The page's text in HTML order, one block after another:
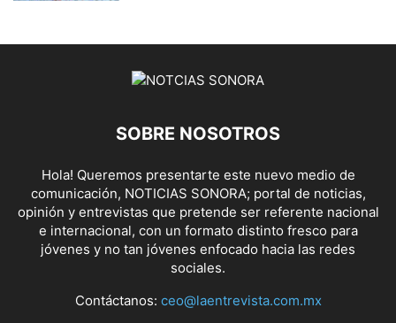
SOBRE NOSOTROS
Hola! Queremos presentarte este nuevo medio de
comunicación, NOTICIAS SONORA; portal de noticias,
opinión y entrevistas que pretende ser referente nacional
e internacional, con un formato distinto fresco para
jóvenes y no tan jóvenes enfocado hacia las redes
sociales.
Contáctanos: ceo@laentrevista.com.mx